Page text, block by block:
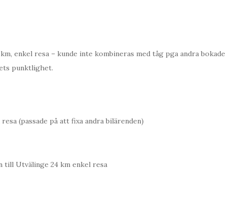
enkel resa – kunde inte kombineras med tåg pga andra bokade
punktlighet.
(passade på att fixa andra bilärenden)
till Utvälinge 24 km enkel resa